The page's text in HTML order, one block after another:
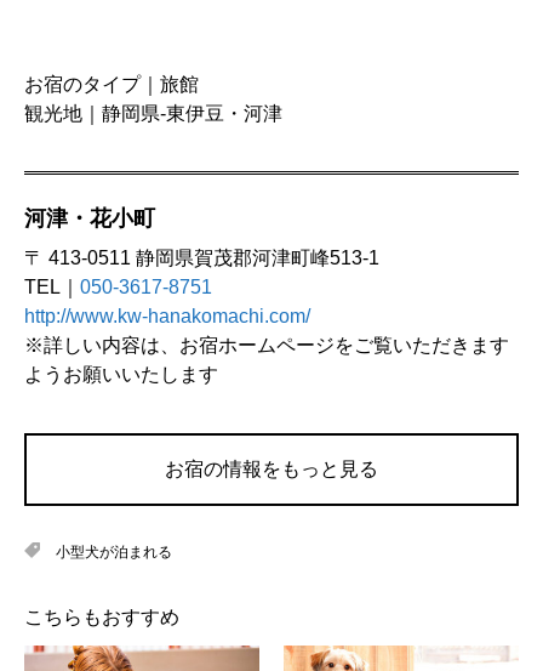
お宿のタイプ｜旅館
観光地｜静岡県-東伊豆・河津
河津・花小町
〒 413-0511 静岡県賀茂郡河津町峰513-1
TEL｜ 050-3617-8751
http://www.kw-hanakomachi.com/
※詳しい内容は、お宿ホームページをご覧いただきます
ようお願いいたします
お宿の情報をもっと見る
小型犬が泊まれる
こちらもおすすめ